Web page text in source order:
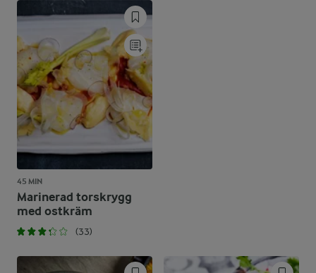
45 MIN
Marinerad torskrygg
med ostkräm
(33)